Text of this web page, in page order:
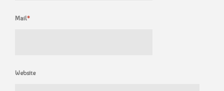
Mail*
Website